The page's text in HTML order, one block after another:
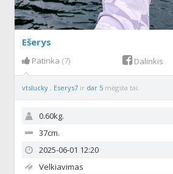
Ešerys
Patinka (7) Dalinkis
vtslucky , Eserys7 ir dar 5 mėgsta tai.
0.60kg.
37cm.
2025-06-01 12:20
Velkiavimas